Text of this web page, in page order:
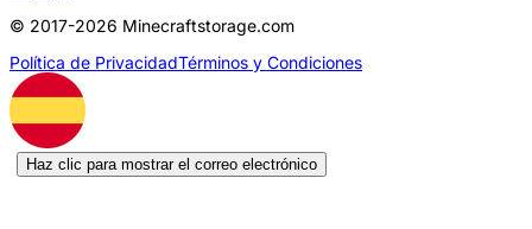
© 2017-2026 Minecraftstorage.com
Política de PrivacidadTérminos y Condiciones
Haz clic para mostrar el correo electrónico